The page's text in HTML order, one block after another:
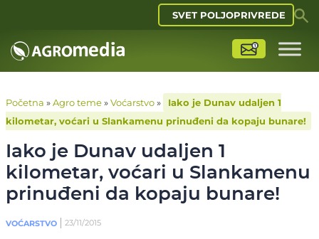
SVET POLJOPRIVREDE
Početna »Agro teme»Voćarstvo»
Iako je Dunav udaljen 1
kilometar, voćari u Slankamenu prinuđeni da kopaju bunare!
Iako je Dunav udaljen 1
kilometar, voćari u Slankamenu
prinuđeni da kopaju bunare!
VOĆARSTVO 23/11/2015